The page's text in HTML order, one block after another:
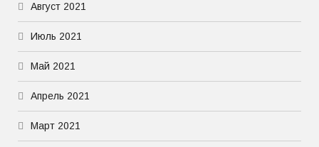
Август 2021
Июль 2021
Май 2021
Апрель 2021
Март 2021